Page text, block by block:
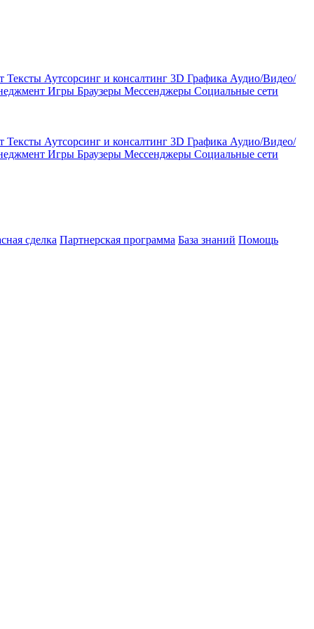
Тексты Аутсорсинг и консалтинг 3D Графика Аудио/Видео/
Игры Браузеры Мессенджеры Социальные сети
Тексты Аутсорсинг и консалтинг 3D Графика Аудио/Видео/
Игры Браузеры Мессенджеры Социальные сети
сделка Партнерская программа База знаний Помощь